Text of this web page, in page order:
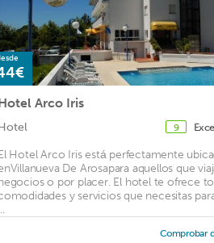
Arco Iris
9
Hotel Arco Iris está perfectamente
De Arosapara aquellos que
o por placer. El hotel te ofrece
y servicios que necesitas
Comprobar